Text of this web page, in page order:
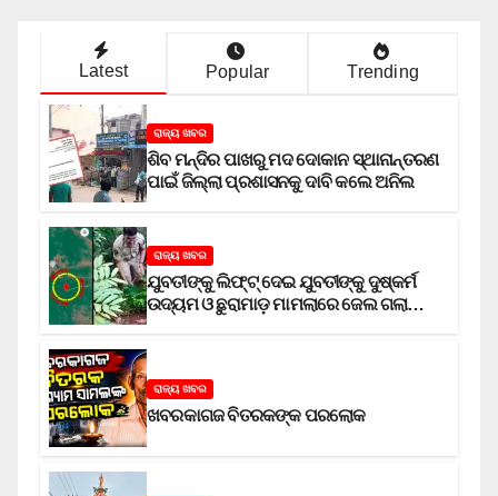
Latest Popular Trending
ରାଜ୍ୟ ଖବର
ଶିବ ମନ୍ଦିର ପାଖରୁ ମଦ ଦୋକାନ ସ୍ଥାନାନ୍ତରଣ
ପାଇଁ ଜିଲ୍ଲା ପ୍ରଶାସନକୁ ଦାବି କଲେ ଅନିଲ
ରାଜ୍ୟ ଖବର
ଯୁବତୀଙ୍କୁ ଲିଫ୍‌ଟ୍‌ ଦେଇ ଯୁବତୀଙ୍କୁ ଦୁଷ୍କର୍ମ
ଉଦ୍ୟମ ଓ ଛୁରାମାଡ଼ ମାମଲାରେ ଜେଲ ଗଲା
ରାଜ୍ୟ ଖବର
ଖବରକାଗଜ ବିତରକଙ୍କ ପରଲୋକ